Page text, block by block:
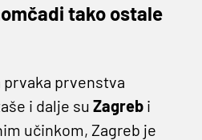
tako ostale
prvaka prvenstva
i dalje su Zagreb i
učinkom, Zagreb je